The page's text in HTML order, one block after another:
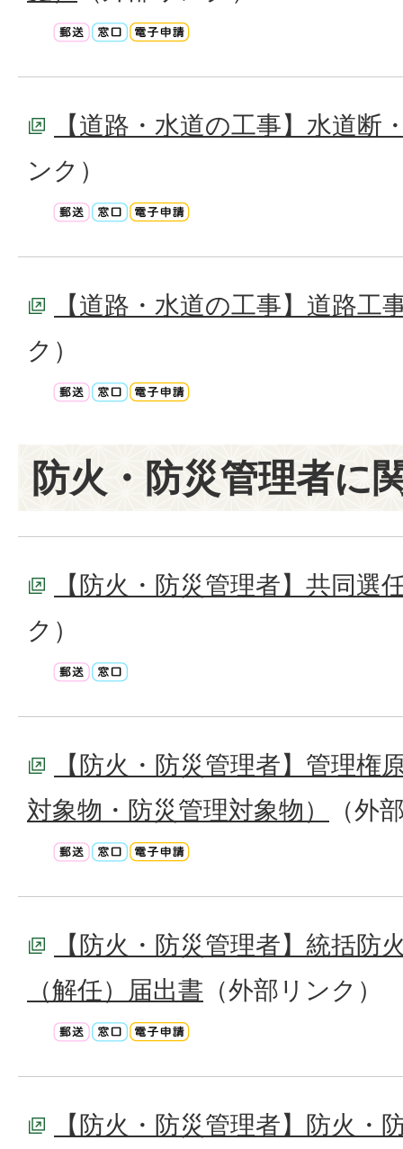
【道路・水道の工事】水道断
ンク）
【道路・水道の工事】道路工
ク）
防火・防災管理者に
【防火・防災管理者】共同選
ク）
【防火・防災管理者】管理権
対象物・防災管理対象物）
（外
【防火・防災管理者】統括防
（解任）届出書 （外部リンク）
【防火・防災管理者】防火・